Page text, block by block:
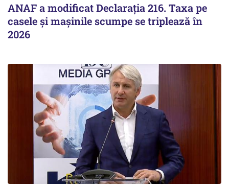
ANAF a modificat Declarația 216. Taxa pe
casele și mașinile scumpe se triplează în
2026